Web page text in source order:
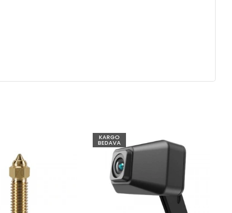
KARGO
BEDAVA